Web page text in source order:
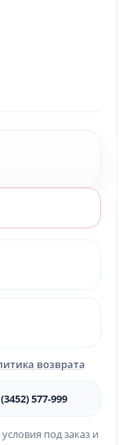
возврата
577-999
под заказ и